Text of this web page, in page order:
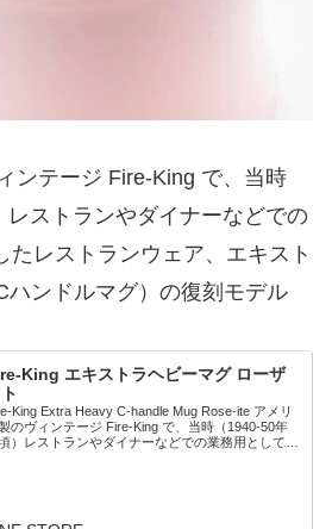
ンテージ Fire-King で、当時
レストランやダイナーなどでの
たレストランウェア、エキスト
ハンドルマグ）の復刻モデル
King エキストラヘビーマグ ローザ
King Extra Heavy C-handle Mug Rose-ite アメリ
のヴィンテージ Fire-King で、当時（1940-50年
）レストランやダイナーなどでの業務用として活